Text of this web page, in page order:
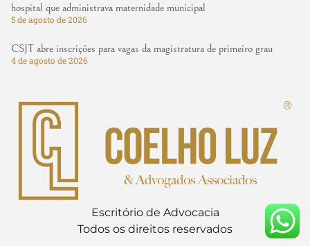
hospital que administrava maternidade municipal
5 de agosto de 2026
CSJT abre inscrições para vagas da magistratura de primeiro grau
4 de agosto de 2026
Escritório de Advocacia
Todos os direitos reservados